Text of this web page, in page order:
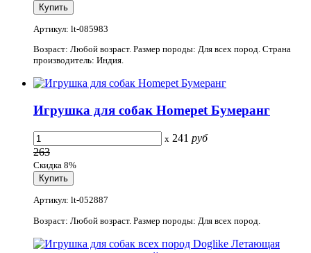
Артикул: lt-085983
Возраст: Любой возраст. Размер породы: Для всех пород. Страна
производитель: Индия.
Игрушка для собак Homepet Бумеранг
x 241 руб
263
Скидка 8%
Артикул: lt-052887
Возраст: Любой возраст. Размер породы: Для всех пород.